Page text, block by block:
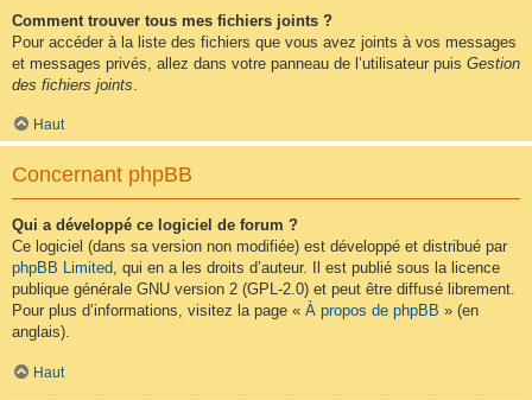
Comment trouver tous mes fichiers joints ?
Pour accéder à la liste des fichiers que vous avez joints à vos messages
et messages privés, allez dans votre panneau de l’utilisateur puis Gestion
des fichiers joints
Haut
Concernant phpBB
Qui a développé ce logiciel de forum ?
Ce logiciel (dans sa version non modifiée) est développé et distribué par
phpBB Limited, qui en a les droits d’auteur. Il est publié sous la licence
publique générale GNU version 2 (GPL-2.0) et peut être diffusé librement.
Pour plus d’informations, visitez la page « À propos de phpBB » (en
anglais).
Haut